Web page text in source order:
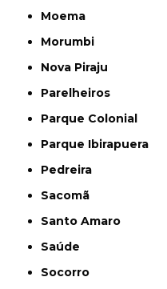
Moema
Morumbi
Nova Piraju
Parelheiros
Parque Colonial
Parque Ibirapuera
Pedreira
Sacomã
Santo Amaro
Saúde
Socorro